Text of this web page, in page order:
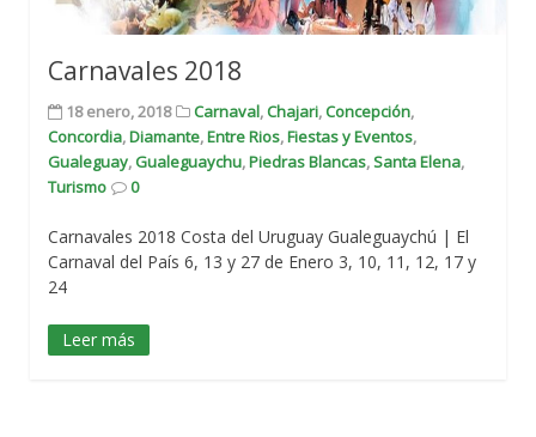
Carnavales 2018
18 enero, 2018 Carnaval,Chajari,Concepción,
Concordia,Diamante,Entre Rios,Fiestas y Eventos,
Gualeguay, Gualeguaychu,Piedras Blancas,Santa Elena,
Turismo
0
Carnavales 2018 Costa del Uruguay Gualeguaychú | El
Carnaval del País 6, 13 y 27 de Enero 3, 10, 11, 12, 17 y
24
Leer más